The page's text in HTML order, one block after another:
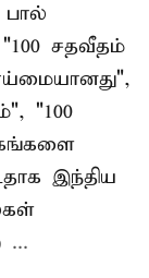
சதவீதம்
"100
இந்திய